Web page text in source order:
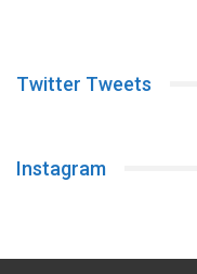
Twitter Tweets
Instagram